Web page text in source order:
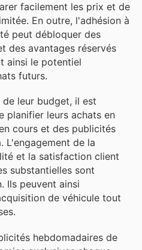
facilement les prix et de
En outre, l'adhésion à
peut débloquer des
des avantages réservés
ainsi le potentiel
futurs.
leur budget, il est
planifier leurs achats en
cours et des publicités
L'engagement de la
et la satisfaction client
substantielles sont
Ils peuvent ainsi
de véhicule tout
hebdomadaires de